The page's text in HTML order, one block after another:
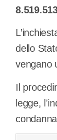
dello
vengano
Il
legge,